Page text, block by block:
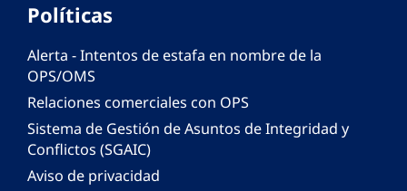
Políticas
Alerta - Intentos de estafa en nombre de la
OPS/OMS
Relaciones comerciales con OPS
Sistema de Gestión de Asuntos de Integridad y
Conflictos (SGAIC)
Aviso de privacidad